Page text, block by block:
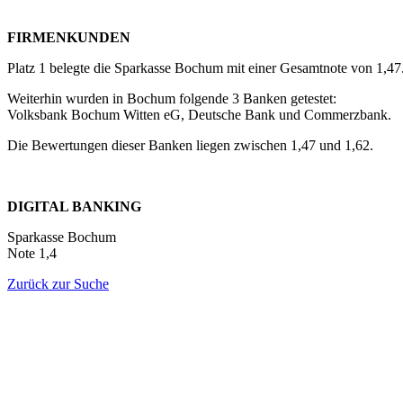
FIRMENKUNDEN
Platz 1 belegte die Sparkasse Bochum mit einer Gesamtnote von
Weiterhin wurden in Bochum folgende 3 Banken getestet:
Volksbank Bochum Witten eG, Deutsche Bank und Commerzbank.
Die Bewertungen dieser Banken liegen zwischen 1,47 und 1,62.
DIGITAL BANKING
Sparkasse Bochum
Note 1,4
Zurück zur Suche